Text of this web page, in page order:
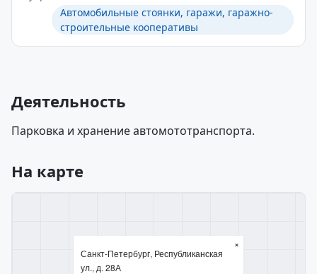
Автомобильные стоянки, гаражи, гаражно-
строительные кооперативы
Деятельность
Парковка и хранение автомототранспорта.
На карте
Санкт-Петербург, Республиканская
ул., д. 28А
×